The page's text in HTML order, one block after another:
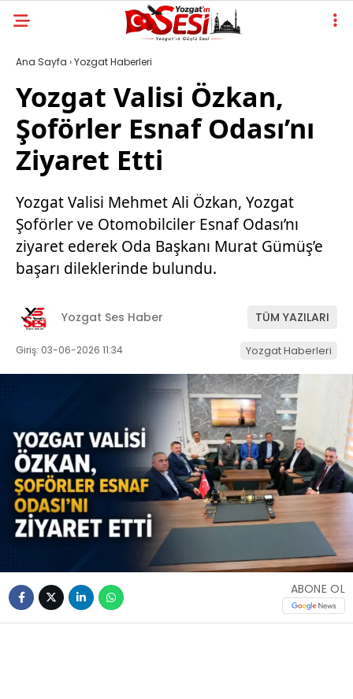
Ana Sayfa ›Yozgat Haberleri
Yozgat Valisi Özkan,
Şoförler Esnaf Odası’nı
Ziyaret Etti
Yozgat Valisi Mehmet Ali Özkan, Yozgat
Şoförler ve Otomobilciler Esnaf Odası’nı
ziyaret ederek Oda Başkanı Murat Gümüş’e
başarı dileklerinde bulundu.
Yozgat Ses Haber TÜM YAZILARI
Giriş: 03-06-2026 11:34 Yozgat Haberleri
ABONE OL